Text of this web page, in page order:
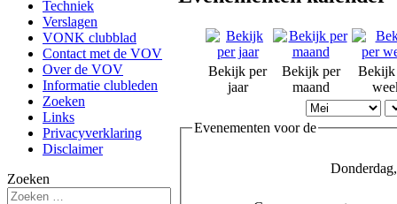
Techniek
Verslagen
VONK clubblad
Contact met de VOV
Over de VOV
Informatie clubleden
Zoeken
Links
Privacyverklaring
Disclaimer
Zoeken
Bekijk per
jaar
Bekijk per
maand
Bekijk
Evenementen voor de